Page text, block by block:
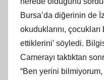
Bursa’da diğerinin de
okuduklarını,
ettiklerini’ söyledi.
Camerayı taktıktan
“Ben yerini